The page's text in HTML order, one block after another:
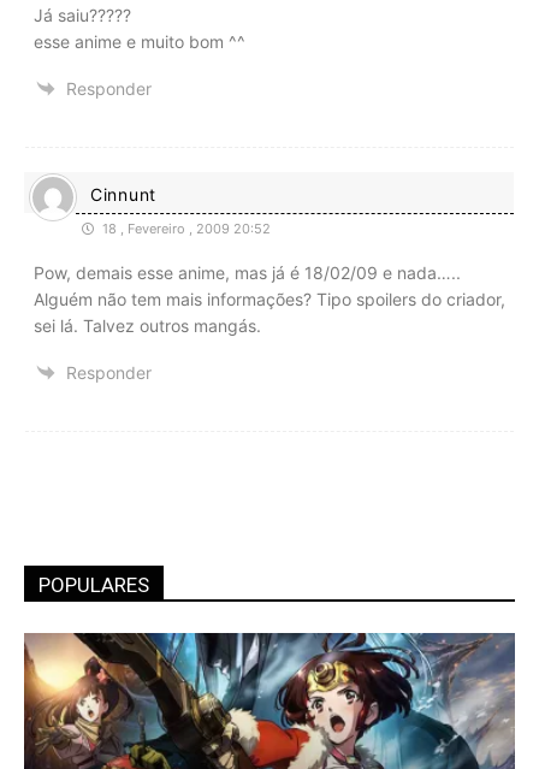
Já saiu?????
esse anime e muito bom ^^
Responder
Cinnunt
18 , Fevereiro , 2009 20:52
Pow, demais esse anime, mas já é 18/02/09 e nada…..
Alguém não tem mais informações? Tipo spoilers do criador,
sei lá. Talvez outros mangás.
Responder
POPULARES